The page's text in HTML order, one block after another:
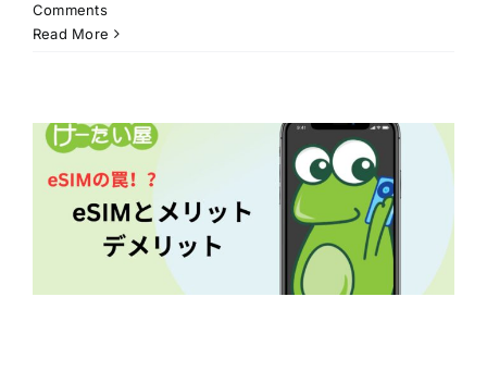
Comments
Read More